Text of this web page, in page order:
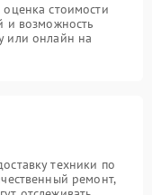
стоимости
и возможность
или онлайн на
техники по
ремонт,